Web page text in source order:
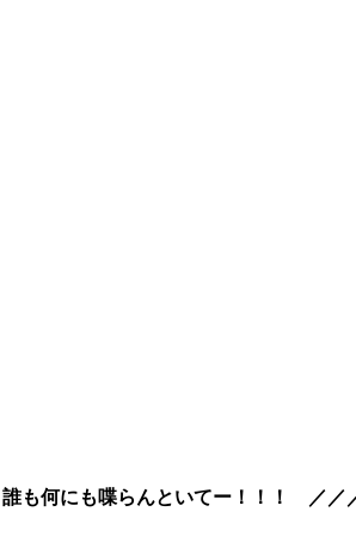
誰も何にも喋らんといてー！！！ ／／